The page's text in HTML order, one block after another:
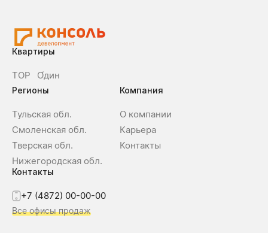
Квартиры
ТОР О́дин
Регионы
Тульская обл.
Смоленская обл.
Тверская обл.
Нижегородская обл.
Компания
О компании
Карьера
Контакты
Контакты
+7 (4872) 00-00-00
Все офисы продаж